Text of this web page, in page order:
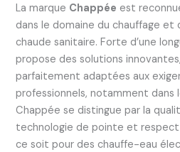
La marque Chappée est
dans le domaine du chauffage et
chaude sanitaire. Forte d’une
propose des solutions
parfaitement adaptées aux
professionnels, notamment dans
Chappée se distingue par la
technologie de pointe et respect
ce soit pour des chauffe-eau